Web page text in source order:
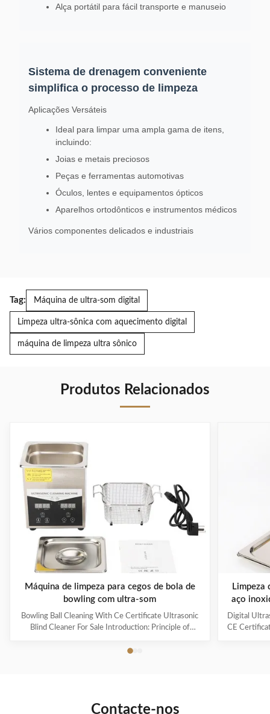
Alça portátil para fácil transporte e manuseio
Sistema de drenagem conveniente
simplifica o processo de limpeza
Aplicações Versáteis
Ideal para limpar uma ampla gama de itens,
incluindo:
Joias e metais preciosos
Peças e ferramentas automotivas
Óculos, lentes e equipamentos ópticos
Aparelhos ortodônticos e instrumentos médicos
Vários componentes delicados e industriais
Tag: Máquina de ultra-som digital
Limpeza ultra-sônica com aquecimento digital
máquina de limpeza ultra sônico
Produtos Relacionados
Máquina de limpeza para cegos de bola de
bowling com ultra-som
Bowling Ball Cleaning With Ce Certificate Ultrasonic
Blind Cleaner For Sale Introduction: Principle of
from ultrasonic generator is transformed into high
tens of thousands of tiny bubbles with diameters of
Limpeza
aço
Digital
CE
Contacte-nos